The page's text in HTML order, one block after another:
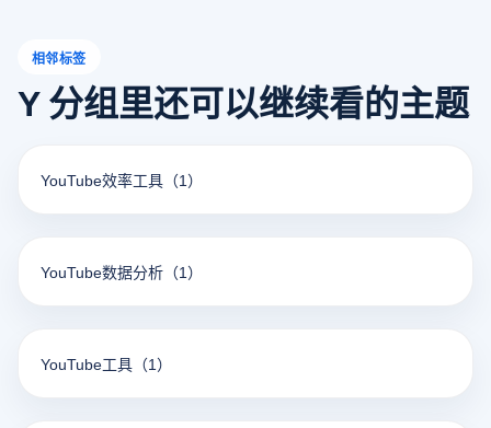
相邻标签
Y 分组里还可以继续看的主题
YouTube效率工具 （1）
YouTube数据分析 （1）
YouTube工具 （1）